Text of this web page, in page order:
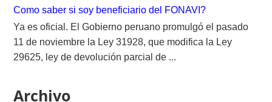
Como saber si soy beneficiario del FONAVI?
Ya es oficial. El Gobierno peruano promulgó el pasado
11 de noviembre la Ley 31928, que modifica la Ley
29625, ley de devolución parcial de ...
Archivo